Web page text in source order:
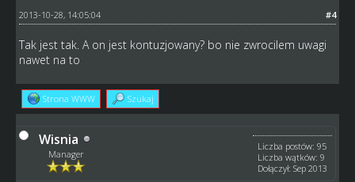
#4
2013-10-28, 14:05:04
Tak jest tak. A on jest kontuzjowany? bo nie zwrocilem uwagi
nawet na to
Strona WWW Szukaj
Wisnia
Manager
Liczba postów: 95
Liczba wątków: 9
Dołączył: Sep 2013